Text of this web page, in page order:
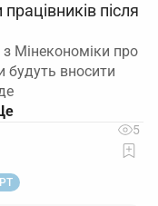
після
Мінекономіки про
будуть вносити
5